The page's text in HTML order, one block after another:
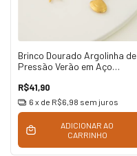
Brinco Dourado Argolinha de
Pressão Verão em Aço
R$41,90
6 x de R$6,98 sem juros
ADICIONAR AO
CARRINHO